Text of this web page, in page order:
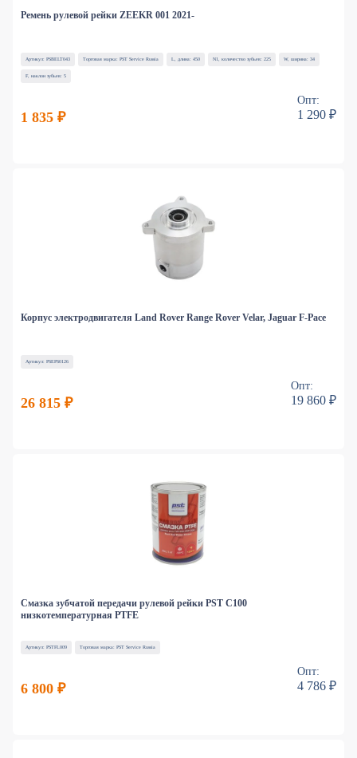
Ремень рулевой рейки ZEEKR 001 2021-
Артикул: PSBELT043 Торговая марка: PST Service Russia L, длина: 450 N1, количество зубьев: 225 W, ширина: 34
F, наклон зубьев: 5
1 835 ₽
Опт:
1 290 ₽
Корпус электродвигателя Land Rover Range Rover Velar, Jaguar F-Pace
Артикул: PSEPS0126
26 815 ₽
Опт:
19 860 ₽
Смазка зубчатой передачи рулевой рейки PST C100
низкотемпературная PTFE
Артикул: PSTFL009 Торговая марка: PST Service Russia
6 800 ₽
Опт:
4 786 ₽